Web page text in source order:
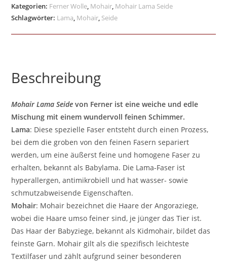
Kategorien: Ferner Wolle, Mohair, Mohair Lama Seide
Schlagwörter: Lama, Mohair, Seide
Beschreibung
Mohair Lama Seide von Ferner ist eine weiche und edle
Mischung mit einem wundervoll feinen Schimmer.
Lama: Diese spezielle Faser entsteht durch einen Prozess,
bei dem die groben von den feinen Fasern separiert
werden, um eine äußerst feine und homogene Faser zu
erhalten, bekannt als Babylama. Die Lama-Faser ist
hyperallergen, antimikrobiell und hat wasser- sowie
schmutzabweisende Eigenschaften.
Mohair: Mohair bezeichnet die Haare der Angoraziege,
wobei die Haare umso feiner sind, je jünger das Tier ist.
Das Haar der Babyziege, bekannt als Kidmohair, bildet das
feinste Garn. Mohair gilt als die spezifisch leichteste
Textilfaser und zählt aufgrund seiner besonderen